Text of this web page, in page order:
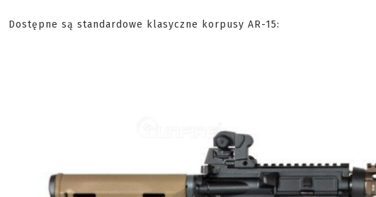
Dostępne są standardowe klasyczne korpusy AR-15: